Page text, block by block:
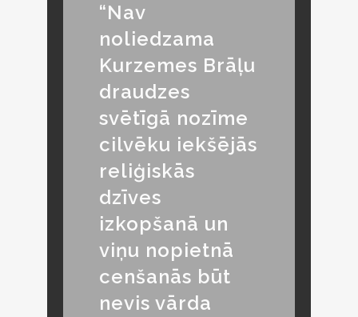
“Nav
noliedzama
Kurzemes Brāļu
draudzes
svētīgā nozīme
cilvēku iekšējās
reliģiskās
dzīves
izkopšanā un
viņu nopietnā
cenšanās būt
nevis vārda